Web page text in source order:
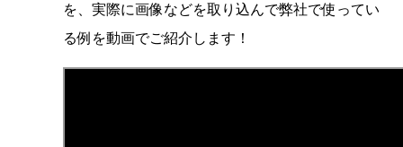
を、 実際に画像などを取り込んで弊社で使ってい
る例を動画でご紹介します！